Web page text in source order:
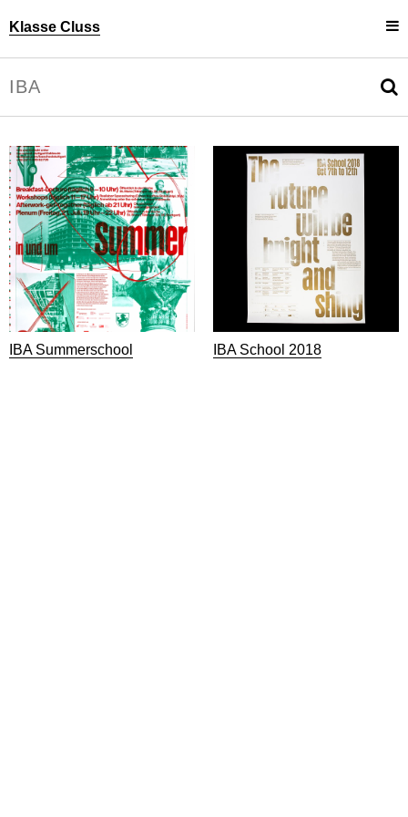
Klasse Cluss
Personen
Projekte
Uli Cluss
Information
IBA Summerschool IBA School 2018